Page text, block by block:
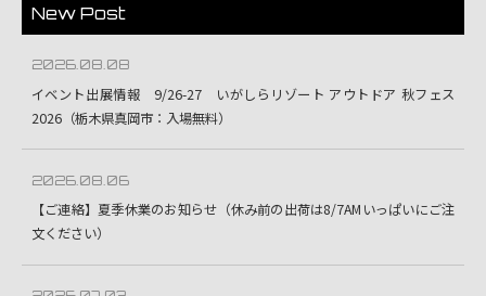
New Post
2026.08.08
イベント出展情報 9/26-27 いがしらリゾート アウトドア 秋フェス
2026（栃木県真岡市：入場無料）
2026.08.06
【ご連絡】夏季休業のお知らせ（休み前の出荷は8/7AMいっぱいにご注
文ください）